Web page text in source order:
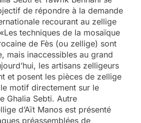
de répondre à la demande
recourant au zellige
techniques de la mosaïque
de Fès (ou zellige) sont
mais inaccessibles au grand
les artisans zelligeurs
et posent les pièces de zellige
motif directement sur le
Ghalia Sebti. Autre
d’Aït Manos est présenté
préassemblées de